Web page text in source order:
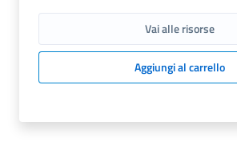
Vai alle risorse
Aggiungi al carrello